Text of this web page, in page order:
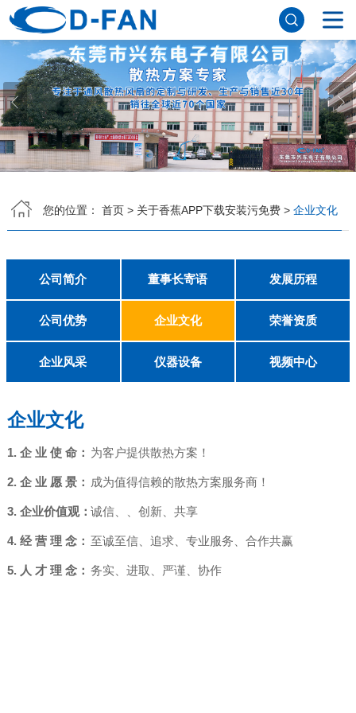
网站首页
关于香蕉APP下载安装污免费
公司简介
董事长寄语
发展历程
公司优势
企业文化
荣誉资质
企业风采
仪器设备
视频中心
产品中心
应用案例
工程案例
解决方案
公司新闻
行业资讯
常见问题
联系香蕉APP下载安装污免费
联系方式
客户留言
人才招聘
English
您的位置： 首页> 关于香蕉APP下载安装污免费> 企业文化
公司简介 董事长寄语 发展历程
公司优势 企业文化 荣誉资质
企业风采 仪器设备 视频中心
1. 企 业 使 命： 为客户提供散热方案！
2. 企 业 愿 景： 成为值得信赖的散热方案服务商！
3. 企业价值观：诚信、、创新、共享
4. 经 营 理 念： 至诚至信、追求、专业服务、合作共赢
5. 人 才 理 念： 务实、进取、严谨、协作